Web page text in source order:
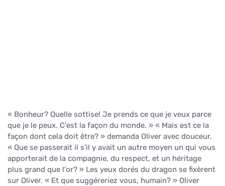
« Bonheur? Quelle sottise! Je prends ce que je veux parce
que je le peux. C'est la façon du monde. » « Mais est ce la
façon dont cela doit être? » demanda Oliver avec douceur.
« Que se passerait il s'il y avait un autre moyen un qui vous
apporterait de la compagnie, du respect, et un héritage
plus grand que l'or? » Les yeux dorés du dragon se fixèrent
sur Oliver. « Et que suggéreriez vous, humain? » Oliver